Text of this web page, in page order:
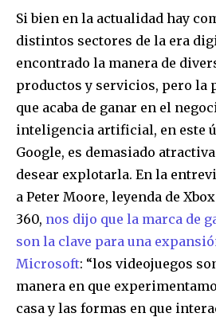
Si bien en la actualidad hay
distintos sectores de la era
encontrado la manera de
productos y servicios, pero la
que acaba de ganar en el
inteligencia artificial, en este
Google, es demasiado
desear explotarla. En la
a Peter Moore, leyenda de
360, nos dijo que la marca de
son la clave para una
Microsoft: “los videojuegos
manera en que
casa y las formas en que